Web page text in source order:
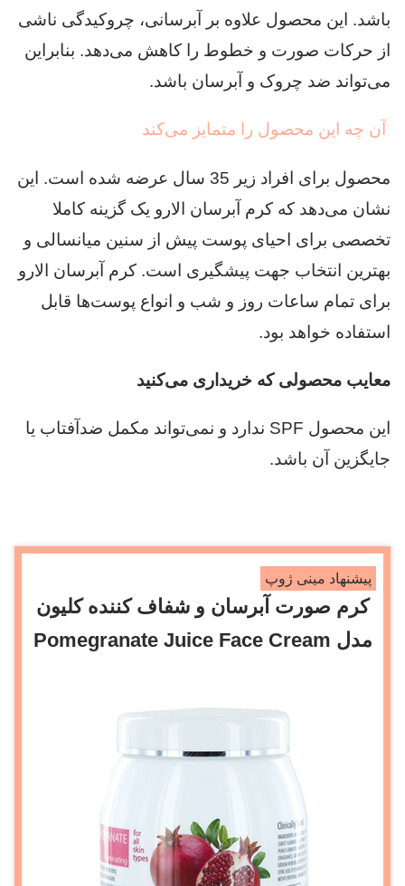
باشد. این محصول علاوه بر آبرسانی، چروکیدگی ناشی
از حرکات صورت و خطوط را کاهش می‌دهد. بنابراین
می‌تواند ضد چروک و آبرسان باشد.
آن چه این محصول را متمایز می‌کند
محصول برای افراد زیر 35 سال عرضه شده است. این
نشان می‌دهد که کرم آبرسان الارو یک گزینه کاملا
تخصصی برای احیای پوست پیش از سنین میانسالی و
بهترین انتخاب جهت پیشگیری است. کرم آبرسان الارو
برای تمام ساعات روز و شب و انواع پوست‌ها قابل
استفاده خواهد بود.
معایب محصولی که خریداری می‌کنید
این محصول SPF ندارد و نمی‌تواند مکمل ضدآفتاب یا
جایگزین آن باشد.
پیشنهاد مینی ژوپ
کرم صورت آبرسان و شفاف کننده کلیون
مدل Pomegranate Juice Face Cream